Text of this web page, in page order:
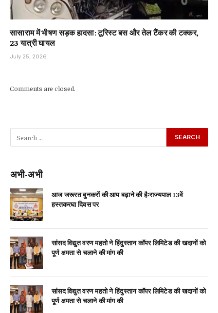
सासाराम में भीषण सड़क हादसा: टूरिस्ट बस और तेल टैंकर की टक्कर,
23 यात्री घायल
July 25, 2026
Comments are closed.
अभी-अभी
आज जरूरत बुनकरों की आय बढ़ाने की हैःराज्यपाल 13वें
हस्तकरघा दिवस पर
सांसद विद्युत वरण महतो ने हिंदुस्तान कॉपर लिमिटेड की खदानों को
पूर्ण क्षमता से चलाने की मांग की
सांसद विद्युत वरण महतो ने हिंदुस्तान कॉपर लिमिटेड की खदानों को
पूर्ण क्षमता से चलाने की मांग की